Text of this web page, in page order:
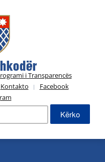
i Transparencës
Kontakto
Facebook
Kërko